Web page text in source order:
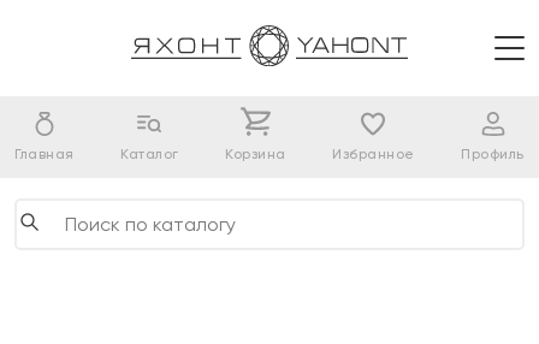
Главная Каталог Корзина Избранное Профиль